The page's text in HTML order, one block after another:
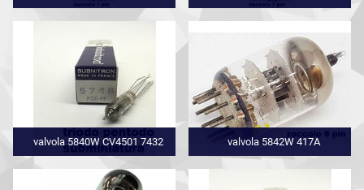
valvola 5840W CV4501 7432 valvola 5842W 417A